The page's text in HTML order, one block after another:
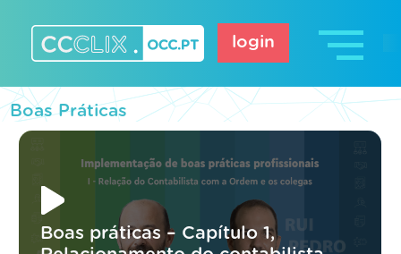
content
login
Boas Práticas
Boas práticas – Capítulo 1,